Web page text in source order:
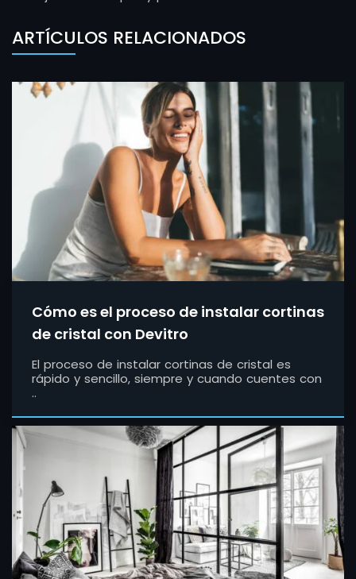
ARTÍCULOS RELACIONADOS
Cómo es el proceso de instalar cortinas
de cristal con Devitro
El proceso de instalar cortinas de cristal es
rápido y sencillo, siempre y cuando cuentes con
..